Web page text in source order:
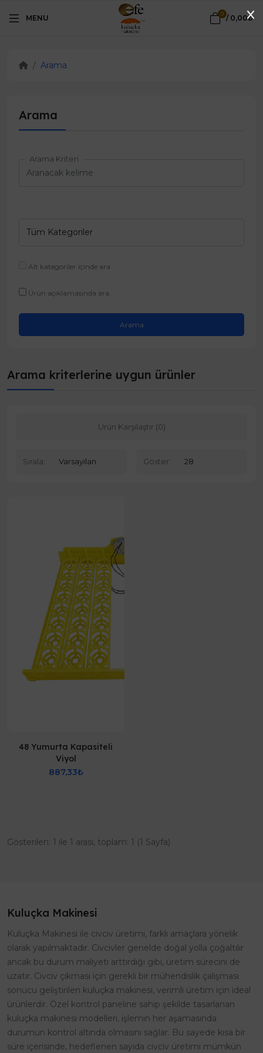
MENU 0 / 0,00₺
Arama
Arama
Arama Kriteri
Alt kategoriler içinde ara
Ürün açıklamasında ara.
Arama kriterlerine uygun ürünler
Ürün Karşılaştır (0)
Sırala: Göster:
48 Yumurta Kapasiteli
Viyol
887,33₺
Gösterilen: 1 ile 1 arası, toplam: 1 (1 Sayfa)
Kuluçka Makinesi
Kuluçka Makinesi ile civciv üretimi, farklı amaçlara yönelik
olarak yapılmaktadır. Civcivler genelde doğal yolla çoğaltılır
ancak bu durum maliyeti arttırdığı gibi, üretim sürecini de
uzatır. Civciv çıkması için gerekli bir mühendislik çalışması
sonucu geliştirilen kuluçka makinesi, verimli üretim için ideal
ürünlerdir. Özel kontrol paneline sahip şekilde tasarlanan
kuluçka makinesi modelleri, işlemin her aşamasında
durumun kontrol altında olmasını sağlar. Bu sayede kısa bir
süre içerisinde, hedeflenen sayıda civciv üretimi mümkün